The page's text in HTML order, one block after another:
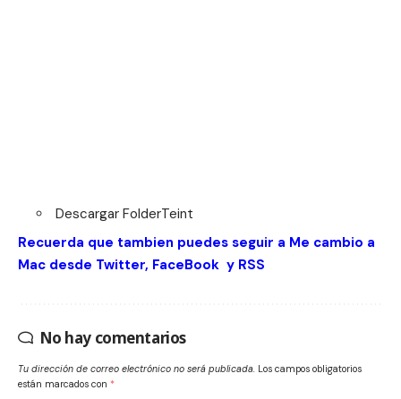
Descargar FolderTeint
Recuerda que tambien puedes seguir a Me cambio a
Mac desde Twitter, FaceBook y RSS
No hay comentarios
Tu dirección de correo electrónico no será publicada. Los campos obligatorios
están marcados con *